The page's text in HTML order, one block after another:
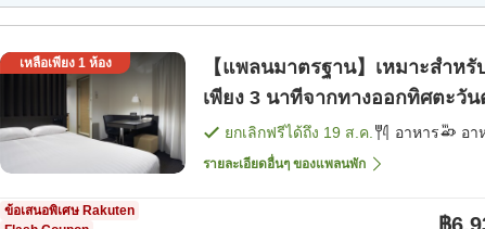
เหลือเพียง 1ห้อง
【แพลนมาตรฐาน】เหมาะสำห
เพียง 3 นาทีจากทางออกทิศตะวั
ยกเลิกฟรีได้ถึง 19 ส.ค. อาหาร อา
รายละเอียดอื่นๆ ของแพลนพัก
ข้อเสนอพิเศษ Rakuten